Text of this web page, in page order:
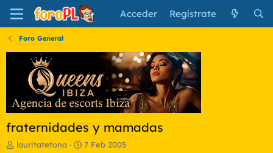
Acceder Regístrate
Foro General
fraternidades y mamadas
Ilauritatetona
F
7 Feb 2005